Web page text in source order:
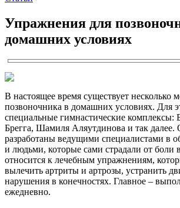
Упражнения для
домашних условиях
В настоящее время существует несколько
позвоночника в домашних условиях. Для
специальные гимнастические комплексы:
Брегга, Шамиля Аляутдинова и так
разработаны ведущими специалистами в
и людьми, которые сами страдали от боли
относится к лечебным упражнениям,
вылечить артриты и артрозы, устранить
нарушения в конечностях. Главное –
ежедневно.